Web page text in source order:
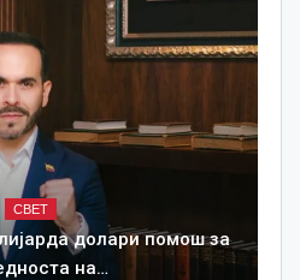
СВЕТ
долари помош за
на…